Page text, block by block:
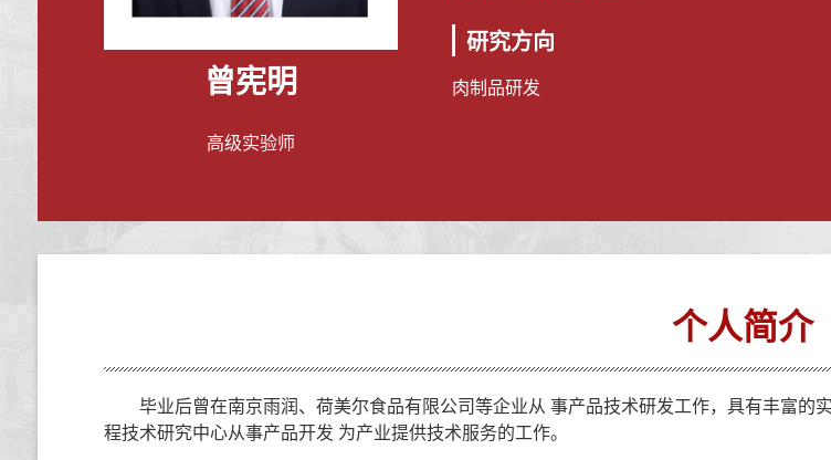
曾宪明
高级实验师
研究方向
肉制品研发
个人简介
毕业后曾在南京雨润、荷美尔食品有限公司等企业从 事产品技术研发工作，具有丰富
程技术研究中心从事产品开发 为产业提供技术服务的工作。